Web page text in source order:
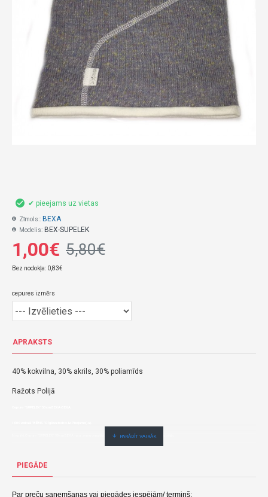
1,00€ 5,80€
Bez nodokļa: 0,83€
✔ pieejams uz vietas
Zīmols:: BEXA
Modelis: BEX-SUPELEK
cepures izmērs
APRAKSTS
40% kokvilna, 30% akrils, 30% poliamīds
Ražots Polijā
Nopirkt Cepure "SUPELEK" 50 cm BEXA--par zemu cenu,ātri,ērti,bez gaidīšanas.Cenas no vairumtirgotāja.
PIEGĀDE
Par preču saņemšanas vai piegādes iespējām/ termiņš: